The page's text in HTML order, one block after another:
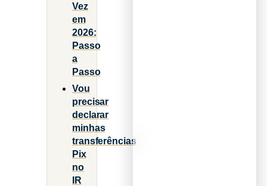
Vez
em
2026:
Passo
a
Passo
Vou
precisar
declarar
minhas
transferências
Pix
no
IR